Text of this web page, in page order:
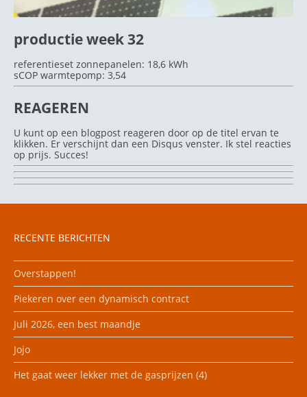
productie week 32
referentieset zonnepanelen: 18,6 kWh
sCOP warmtepomp: 3,54
REAGEREN
U kunt op een blogpost reageren door op de titel ervan te
klikken. Er verschijnt dan een Disqus venster. Ik stel reacties
op prijs. Succes!
RECENTE BERICHTEN
Overstappen!
Piekeren over een dynamisch contract
Juli 2026, een best maandje
Jojo
Het gaat weer lekker met de gasprijzen (4)